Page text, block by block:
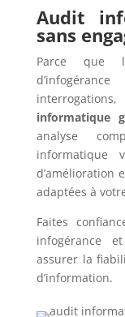
Audit
sans
Parce que
interrogations,
informatique
analyse
informatique
d’amélioration
adaptées à
Faites
infogérance
assurer la
d’information.